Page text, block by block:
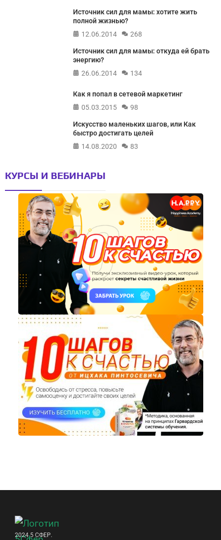
Источник сил для мамы: хотите жить
полной жизнью?
12.06.2014
268
Источник сил для мамы: откуда ей брать
энергию?
26.06.2014
134
Как я попал в сетевой маркетинг
05.03.2015
98
Искусство маленьких шагов, или Как
быстро достигать целей
14.08.2020
83
КУРСЫ И ВЕБИНАРЫ
2024 5 СФЕР.